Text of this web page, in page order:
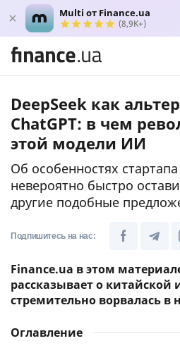
Multi от Finance.ua
(8,9K+)
DeepSeek как
ChatGPT: в чем
этой модели ИИ
Об особенностях
невероятно быстро
другие подобные
Подпишитесь на нас:
Finance.ua в этом
рассказывает о китайской
стремительно ворвалась
Оглавление